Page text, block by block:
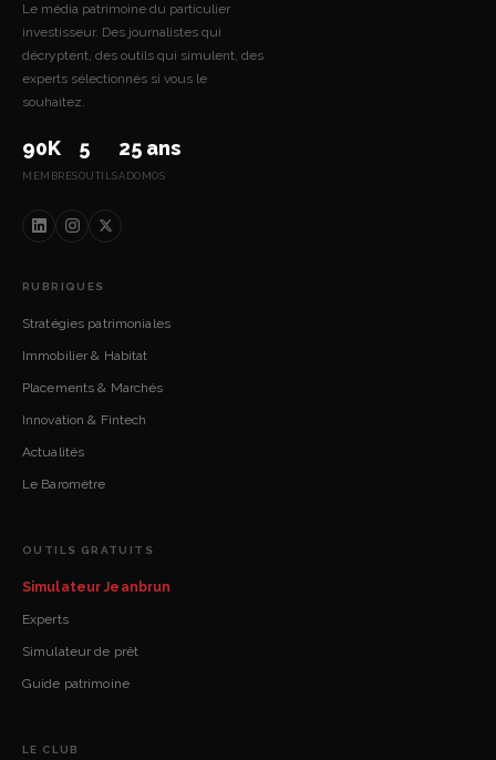
Le média patrimoine du particulier
investisseur. Des journalistes qui
décryptent, des outils qui simulent, des
experts sélectionnés si vous le
souhaitez.
90K
MEMBRES
5
OUTILS
25 ans
ADOMOS
RUBRIQUES
Stratégies patrimoniales
Immobilier & Habitat
Placements & Marchés
Innovation & Fintech
Actualités
Le Baromètre
OUTILS GRATUITS
Simulateur Jeanbrun
Experts
Simulateur de prêt
Guide patrimoine
LE CLUB